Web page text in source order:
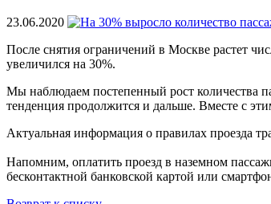
23.06.2020
После снятия ограничений в Москве растет
увеличился на 30%.
Мы наблюдаем постепенный рост количества
тенденция продолжится и дальше. Вместе с
Актуальная информация о правилах проезда
Напомним, оплатить проезд в наземном
бесконтактной банковской картой или